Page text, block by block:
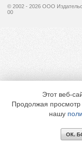
© 2002 - 2026 OOO
00
Этот веб-
Продолжая просмотр
нашу
ОК.